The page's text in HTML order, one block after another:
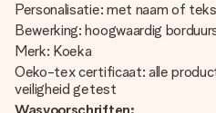
Personalisatie: met naam of
Bewerking: hoogwaardig
Merk: Koeka
Oeko-tex certificaat: alle
veiligheid getest